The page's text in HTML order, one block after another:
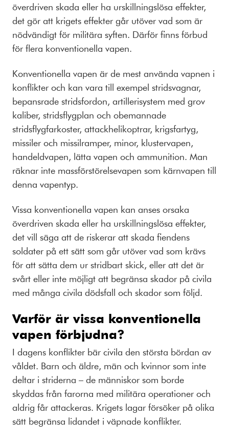
överdriven skada eller ha urskillningslösa effekter,
det gör att krigets effekter går utöver vad som är
nödvändigt för militära syften. Därför finns förbud
för flera konventionella vapen.
Konventionella vapen är de mest använda vapnen i
konflikter och kan vara till exempel stridsvagnar,
bepansrade stridsfordon, artillerisystem med grov
kaliber, stridsflygplan och obemannade
stridsflygfarkoster, attackhelikoptrar, krigsfartyg,
missiler och missilramper, minor, klustervapen,
handeldvapen, lätta vapen och ammunition. Man
räknar inte massförstörelsevapen som kärnvapen till
denna vapentyp.
Vissa konventionella vapen kan anses orsaka
överdriven skada eller ha urskillningslösa effekter,
det vill säga att de riskerar att skada fiendens
soldater på ett sätt som går utöver vad som krävs
för att sätta dem ur stridbart skick, eller att det är
svårt eller inte möjligt att begränsa skador på civila
med många civila dödsfall och skador som följd.
Varför är vissa konventionella
vapen förbjudna?
I dagens konflikter bär civila den största bördan av
våldet. Barn och äldre, män och kvinnor som inte
deltar i striderna – de människor som borde
skyddas från farorna med militära operationer och
aldrig får attackeras. Krigets lagar försöker på olika
sätt begränsa lidandet i väpnade konflikter.